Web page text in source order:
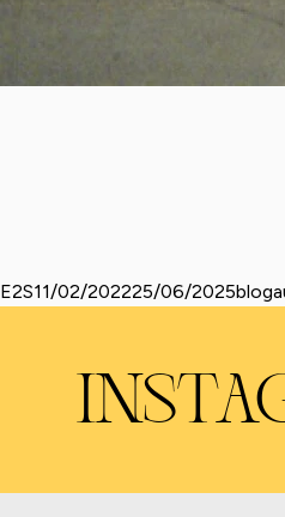
Posted by
E2S11/02/202225/06/2025blog